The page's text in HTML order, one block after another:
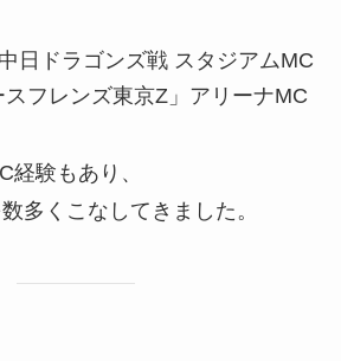
日ドラゴンズ戦 スタジアムMC
フレンズ東京Z」アリーナMC
経験もあり、
多くこなしてきました。